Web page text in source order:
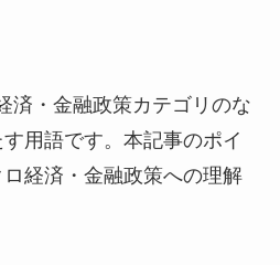
済・金融政策カテゴリのな
用語です。本記事のポイ
経済・金融政策への理解